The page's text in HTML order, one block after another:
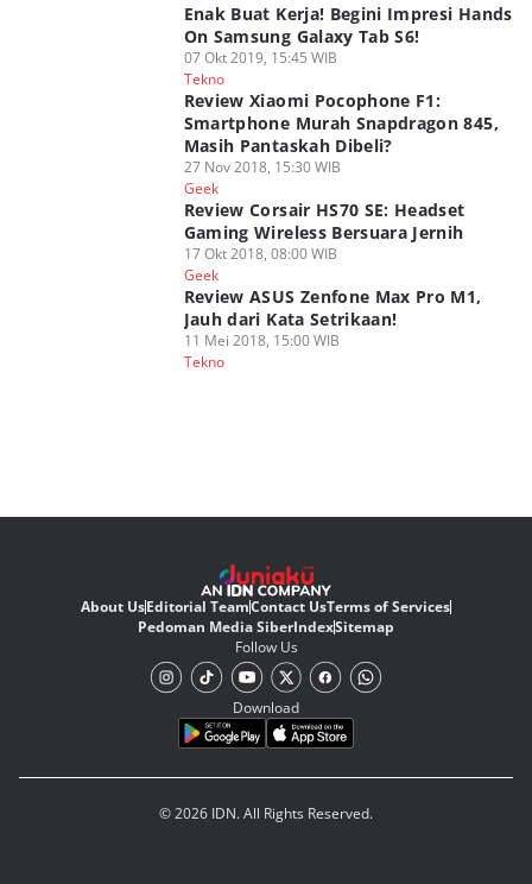
Enak Buat Kerja! Begini Impresi Hands
On Samsung Galaxy Tab S6!
07 Okt 2019, 15:45 WIB
Tekno
Review Xiaomi Pocophone F1:
Smartphone Murah Snapdragon 845,
Masih Pantaskah Dibeli?
27 Nov 2018, 15:30 WIB
Geek
Review Corsair HS70 SE: Headset
Gaming Wireless Bersuara Jernih
17 Okt 2018, 08:00 WIB
Geek
Review ASUS Zenfone Max Pro M1,
Jauh dari Kata Setrikaan!
11 Mei 2018, 15:00 WIB
Tekno
About UsEditorial TeamContact UsTerms of Services
Pedoman Media SiberIndexSitemap
Follow Us
Download
© 2026 IDN. All Rights Reserved.